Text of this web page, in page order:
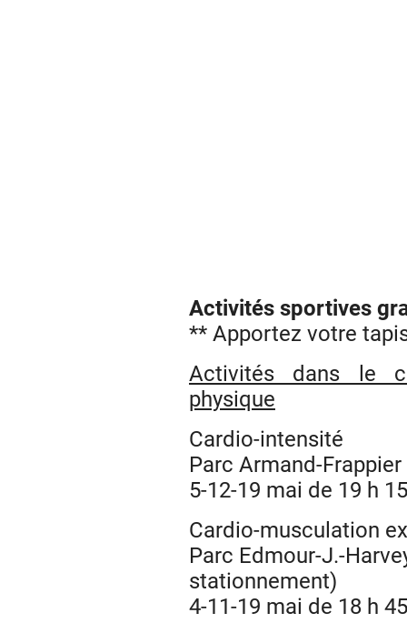
Activités sportives
** Apportez votre
Activités dans le
physique
Cardio-intensité
Parc Armand-
5-12-19 mai de 19 h
Cardio-musculation
Parc Edmour-J.-
stationnement)
4-11-19 mai de 18 h